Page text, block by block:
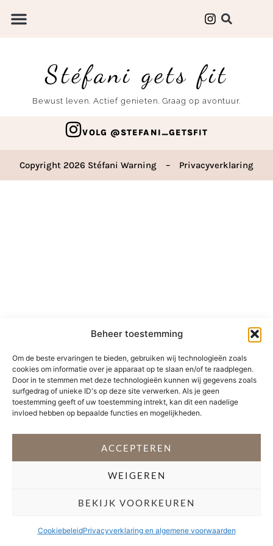
Beheer toestemming
Om de beste ervaringen te bieden, gebruiken wij technologieën zoals
cookies om informatie over je apparaat op te slaan en/of te raadplegen.
Door in te stemmen met deze technologieën kunnen wij gegevens zoals
surfgedrag of unieke ID's op deze site verwerken. Als je geen
toestemming geeft of uw toestemming intrekt, kan dit een nadelige
invloed hebben op bepaalde functies en mogelijkheden.
ACCEPTEREN
WEIGEREN
BEKIJK VOORKEUREN
CookiebeleidPrivacyverklaring en algemene voorwaarden
Stéfani gets fit
Bewust leven. Actief genieten. Graag op avontuur.
VOLG @STEFANI_GETSFIT
Copyright 2026 Stéfani Warning – Privacyverklaring